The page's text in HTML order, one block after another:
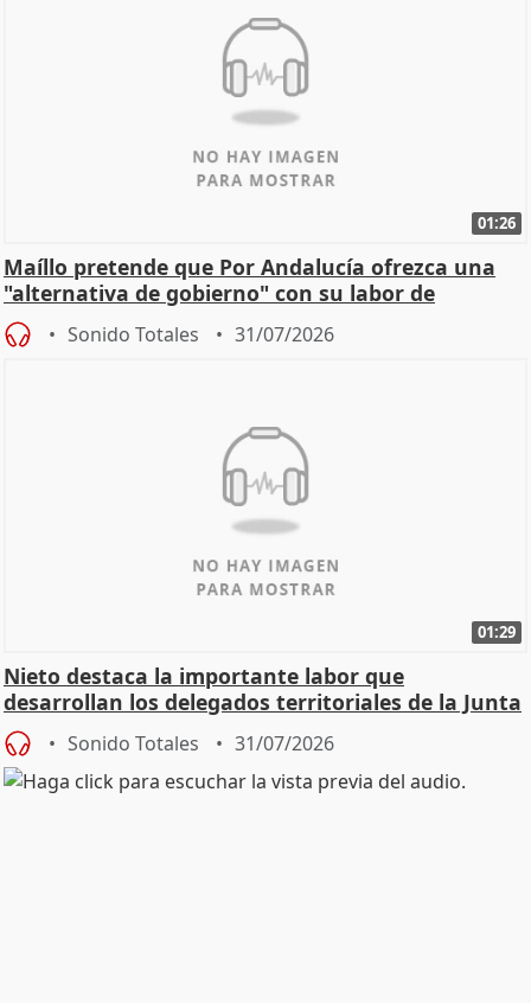
01:26
Maíllo pretende que Por Andalucía ofrezca una
"alternativa de gobierno" con su labor de
oposición
Sonido Totales 31/07/2026
01:29
Nieto destaca la importante labor que
desarrollan los delegados territoriales de la Junta
Sonido Totales 31/07/2026